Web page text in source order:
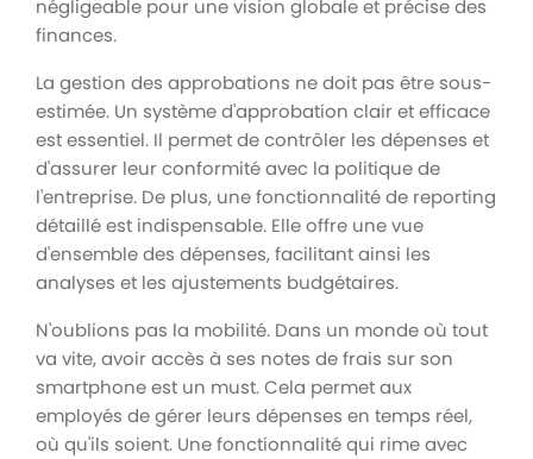
négligeable pour une vision globale et précise des
finances.
La gestion des approbations ne doit pas être sous-
estimée. Un système d'approbation clair et efficace
est essentiel. Il permet de contrôler les dépenses et
d'assurer leur conformité avec la politique de
l'entreprise. De plus, une fonctionnalité de reporting
détaillé est indispensable. Elle offre une vue
d'ensemble des dépenses, facilitant ainsi les
analyses et les ajustements budgétaires.
N'oublions pas la mobilité. Dans un monde où tout
va vite, avoir accès à ses notes de frais sur son
smartphone est un must. Cela permet aux
employés de gérer leurs dépenses en temps réel,
où qu'ils soient. Une fonctionnalité qui rime avec